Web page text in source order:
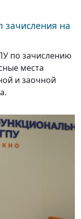
зачисления на
по зачислению
места
и заочной